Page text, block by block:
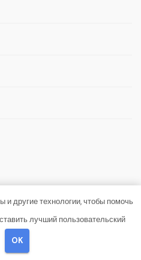
и другие технологии, чтобы помочь
лучший пользовательский
OK